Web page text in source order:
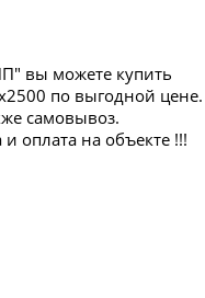
вы можете купить
по выгодной цене.
самовывоз.
оплата на объекте !!!